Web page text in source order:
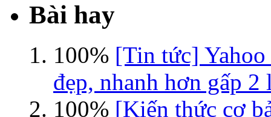
Bài hay
100% [Tin tức]
đẹp, nhanh hơn gấp 2
100% [Kiến thức cơ